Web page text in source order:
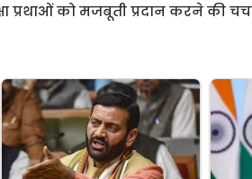
प्रथाओं को मजबूती प्रदान करने की